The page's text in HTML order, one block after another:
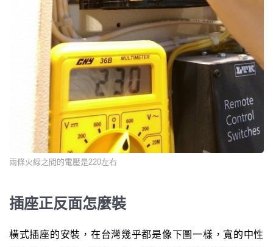
兩條火線之間的電壓是220左右
插座正反面怎麼裝
橫式插座的安裝，在台灣幾乎都是像下圖一樣，寬的中性